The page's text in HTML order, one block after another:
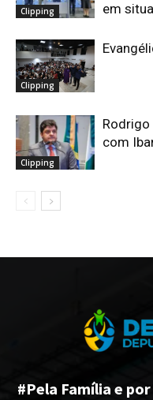
Clipping
em
Clipping
Clipping
com
#Pela Família e por